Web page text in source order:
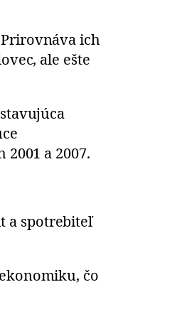
ich
ale ešte
a 2007.
a spotrebiteľ
čo